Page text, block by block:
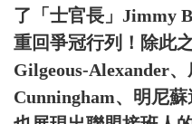
了「士官長」Jimmy
重回爭冠行列！除此
Gilgeous-Alexander
Cunningham、明尼